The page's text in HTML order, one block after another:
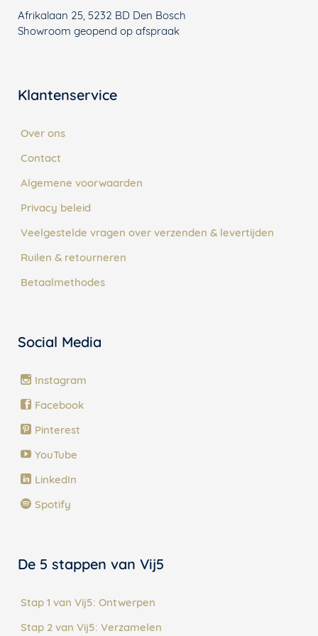
Afrikalaan 25, 5232 BD Den Bosch
Showroom geopend op afspraak
Klantenservice
Over ons
Contact
Algemene voorwaarden
Privacy beleid
Veelgestelde vragen over verzenden & levertijden
Ruilen & retourneren
Betaalmethodes
Social Media
Instagram
Facebook
Pinterest
YouTube
LinkedIn
Spotify
De 5 stappen van Vij5
Stap 1 van Vij5: Ontwerpen
Stap 2 van Vij5: Verzamelen